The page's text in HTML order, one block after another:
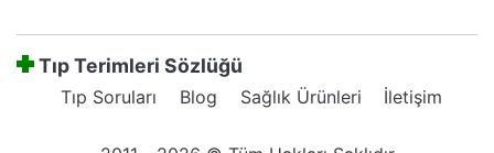
Tıp Terimleri Sözlüğü
Tıp Soruları Blog Sağlık Ürünleri İletişim